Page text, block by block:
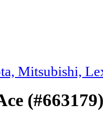
Mitsubishi,
(#663179)